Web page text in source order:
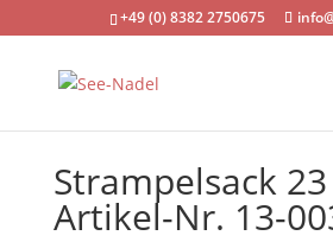
+49 (0) 8382 2750675
Strampelsack
Artikel-Nr. 13-